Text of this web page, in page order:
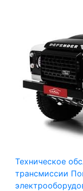
Техническое
трансмиссии